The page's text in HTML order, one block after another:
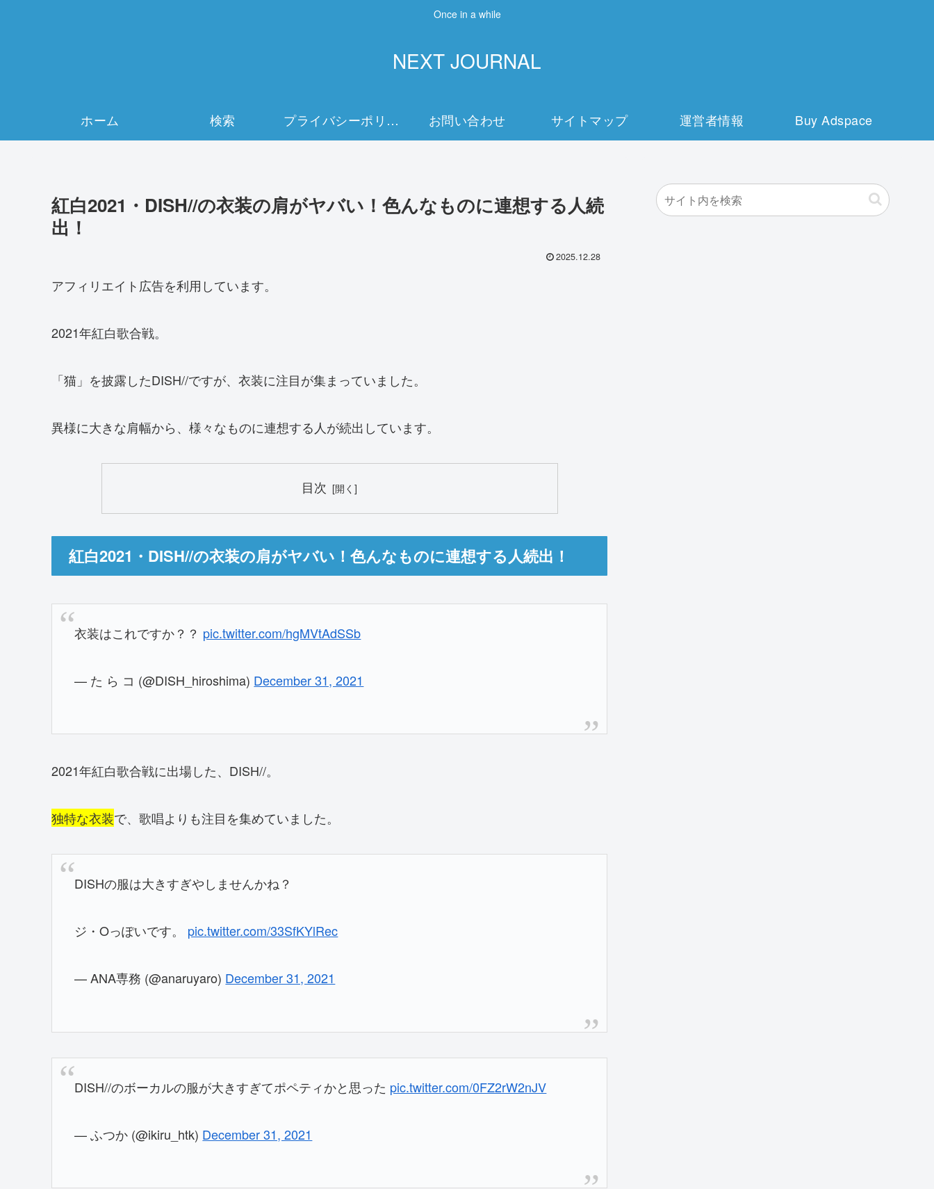
Once in a while
NEXT JOURNAL
ホーム 検索 プライバシーポリシー お問い合わせ サイトマップ 運営者情報 Buy Adspace
紅白2021・DISH//の衣装の肩がヤバい！色んなものに連想する人続
出！
2025.12.28
アフィリエイト広告を利用しています。
2021年紅白歌合戦。
「猫」を披露したDISH//ですが、衣装に注目が集まっていました。
異様に大きな肩幅から、様々なものに連想する人が続出しています。
目次
紅白2021・DISH//の衣装の肩がヤバい！色んなものに連想する人続出！
衣装はこれですか？？ pic.twitter.com/hgMVtAdSSb
— た ら コ (@DISH_hiroshima) December 31, 2021
2021年紅白歌合戦に出場した、DISH//。
独特な衣装で、歌唱よりも注目を集めていました。
DISHの服は大きすぎやしませんかね？
ジ・Oっぽいです。 pic.twitter.com/33SfKYlRec
— ANA専務 (@anaruyaro) December 31, 2021
DISH//のボーカルの服が大きすぎてポペティかと思った pic.twitter.com/0FZ2rW2nJV
— ふつか (@ikiru_htk) December 31, 2021